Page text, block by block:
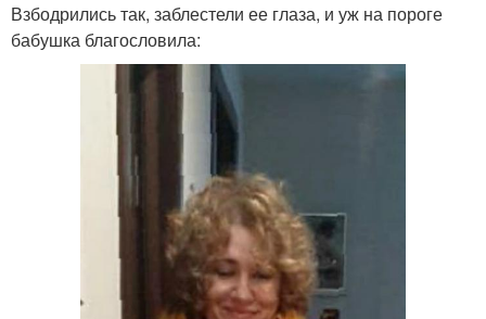
Взбодрились так, заблестели ее глаза, и уж на пороге
бабушка благословила: